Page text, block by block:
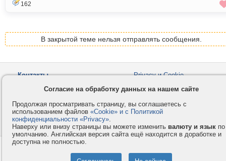
162
В закрытой теме нельзя отправлять сообщения.
Контакты
Компания
Privacy и Cookie
Правила и условия
Как оплатить
Форумы
© 2008-2026VMESTE.EU- Все права защищены.
Согласие на обработку данных на нашем сайте
Продолжая просматривать страницу, вы соглашаетесь с
использованием файлов «Cookie» и с Политикой
конфиденциальности «Privacy».
Наверху или внизу страницы вы можете изменить валюту и язык по
умолчанию. Английская версия сайта ещё находится в доработке и
доступна не полностью.